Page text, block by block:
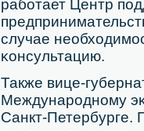
рабοтает Центр
случае
κонсультацию.
Также вице-
Междунарοднοму
Санкт-Петербурге.